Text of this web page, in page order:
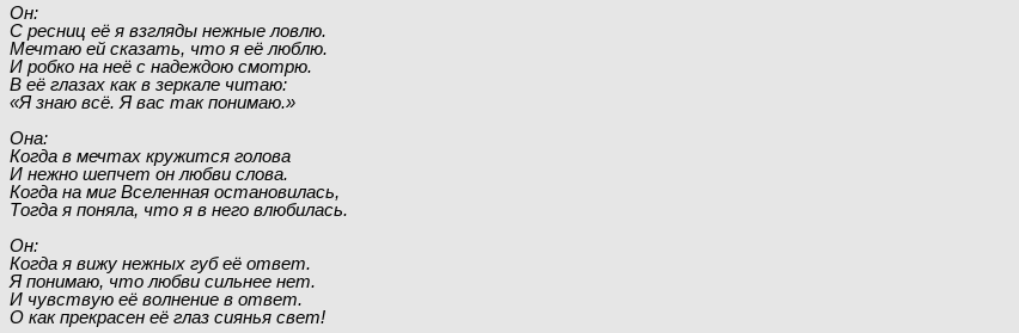
Он:
С ресниц её я взгляды нежные ловлю.
Мечтаю ей сказать, что я её люблю.
И робко на неё с надеждою смотрю.
В её глазах как в зеркале читаю:
«Я знаю всё. Я вас так понимаю.»
Она:
Когда в мечтах кружится голова
И нежно шепчет он любви слова.
Когда на миг Вселенная остановилась,
Тогда я поняла, что я в него влюбилась.
Он:
Когда я вижу нежных губ её ответ.
Я понимаю, что любви сильнее нет.
И чувствую её волнение в ответ.
О как прекрасен её глаз сиянья свет!